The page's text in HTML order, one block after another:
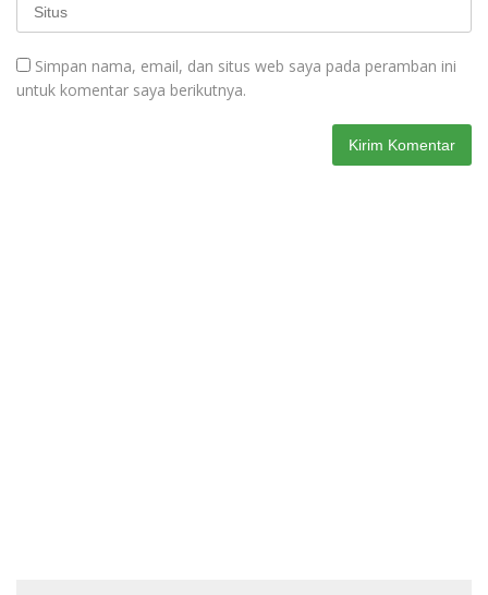
Simpan nama, email, dan situs web saya pada peramban ini
untuk komentar saya berikutnya.